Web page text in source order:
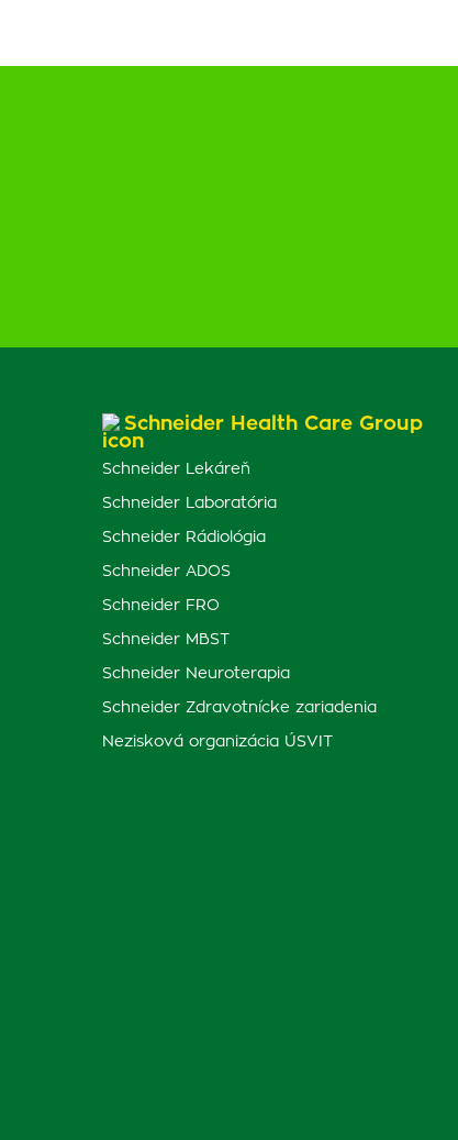
Schneider Health Care Group
Schneider Lekáreň
Schneider Laboratória
Schneider Rádiológia
Schneider ADOS
Schneider FRO
Schneider MBST
Schneider Neuroterapia
Schneider Zdravotnícke zariadenia
Nezisková organizácia ÚSVIT